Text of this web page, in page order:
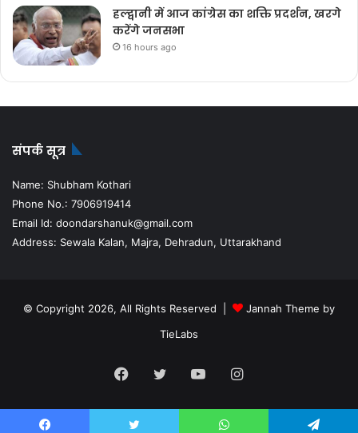
हल्द्वानी में आज कांग्रेस का शक्ति प्रदर्शन, खरगे
करेंगे जनसभा
16 hours ago
संपर्क सूत्र
Name: Shubham Kothari
Phone No.: 7906919414
Email Id: doondarshanuk@gmail.com
Address: Sewala Kalan, Majra, Dehradun, Uttarakhand
© Copyright 2026, All Rights Reserved |
Jannah Theme by
TieLabs
Facebook
TwitterYouTubeInstagram